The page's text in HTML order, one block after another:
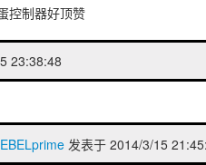
控制器好顶赞
23:38:48
发表于 2014/3/15